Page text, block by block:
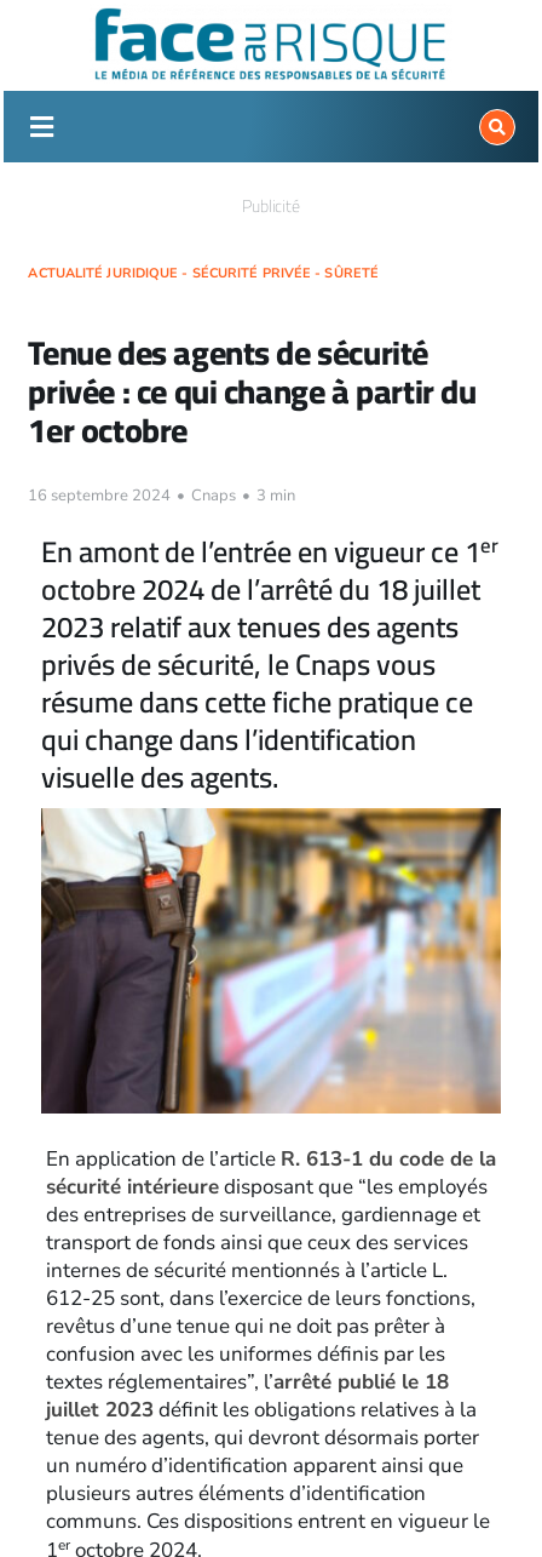
Publicité
ACTUALITÉ JURIDIQUE - SÉCURITÉ PRIVÉE - SÛRETÉ
Tenue des agents de sécurité
privée : ce qui change à partir du
1er octobre
16 septembre 2024 • Cnaps • 3 min
En amont de l’entrée en vigueur ce 1er
octobre 2024 de l’arrêté du 18 juillet
2023 relatif aux tenues des agents
privés de sécurité, le Cnaps vous
résume dans cette fiche pratique ce
qui change dans l’identification
visuelle des agents.
En application de l’article R. 613-1 du code de la
sécurité intérieuredisposant que “les employés
des entreprises de surveillance, gardiennage et
transport de fonds ainsi que ceux des services
internes de sécurité mentionnés à l’article L.
612-25 sont, dans l’exercice de leurs fonctions,
revêtus d’une tenue qui ne doit pas prêter à
confusion avec les uniformes définis par les
textes réglementaires”, l’arrêté publié le 18
juillet 2023définit les obligations relatives à la
tenue des agents, qui devront désormais porter
un numéro d’identification apparent ainsi que
plusieurs autres éléments d’identification
communs. Ces dispositions entrent en vigueur le
1eroctobre 2024.